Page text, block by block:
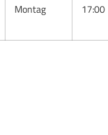
Montag 17:00